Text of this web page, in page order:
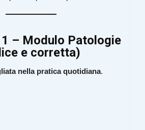
– Modulo Patologie
e corretta)
nella pratica quotidiana.